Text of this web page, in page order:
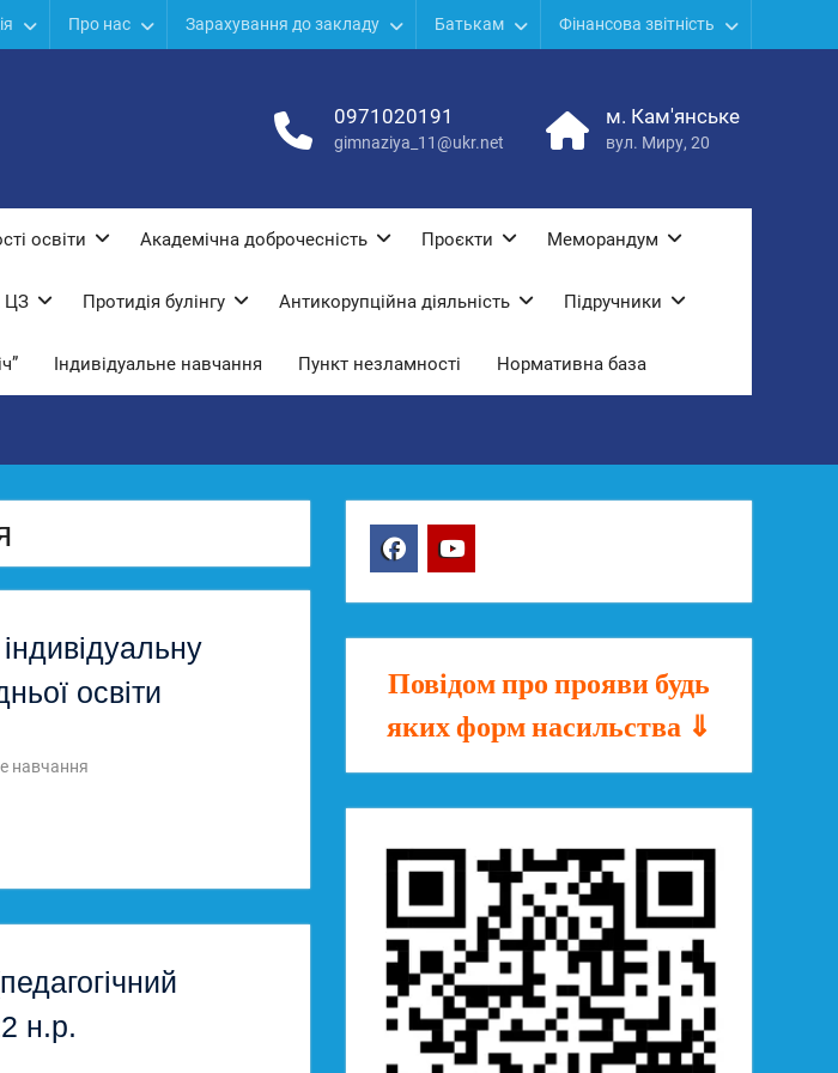
Про нас Зарахування до закладу Батькам Фінансова звітність
0971020191
gimnaziya_11@ukr.net
м. Кам'янське
вул. Миру, 20
освіти Академічна доброчесність Проєкти Меморандум
ЦЗ Протидiя булiнгу Антикорупційна діяльність Підручники
Індивідуальне навчання Пункт незламності Нормативна база
освіти
навчання
н.р.
Повідом про прояви будь
яких форм насильства ⇓